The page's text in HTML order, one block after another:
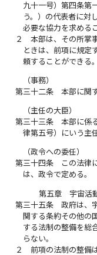
九十一号）第四条第
う。）の代表者に対
必要な協力を求める
２
本部は、その所掌
ときは、前項に規定
頼することができる。
（事務）
第三十二条
本部に関
（主任の大臣）
第三十三条
本部に係
律第五号）にいう主
（政令への委任）
第三十四条
この法律
は、政令で定める。
第五章 宇宙活
第三十五条
政府は、
関する条約その他の
する法制の整備を総
らない。
２
前項の法制の整備